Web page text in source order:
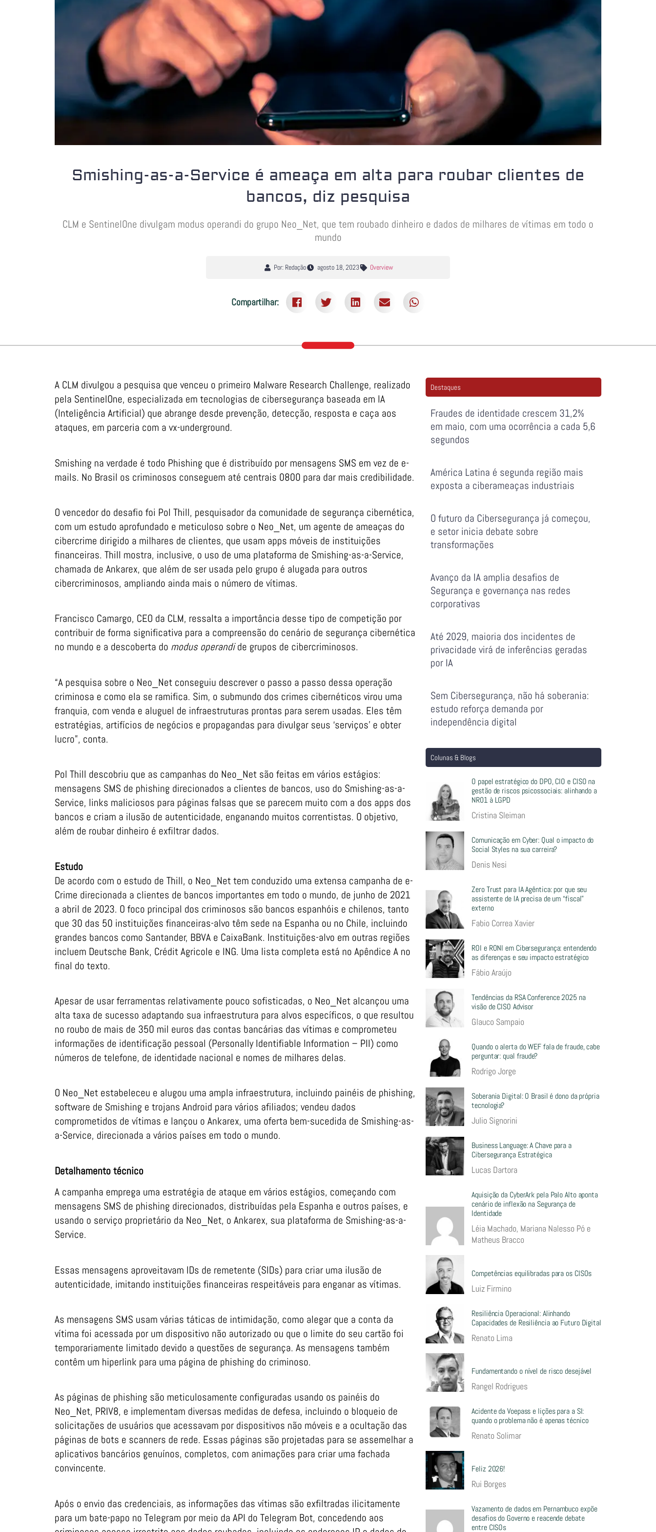
Smishing-as-a-Service é ameaça em alta para roubar clientes de
bancos, diz pesquisa
CLM e SentinelOne divulgam modus operandi do grupo Neo_Net, que tem roubado dinheiro e dados de milhares de vítimas em todo o
mundo
Por: Redação agosto 18, 2023 Overview
Compartilhar:
A CLM divulgou a pesquisa que venceu o primeiro Malware Research Challenge, realizado
pela SentinelOne, especializada em tecnologias de cibersegurança baseada em IA
(Inteligência Artificial) que abrange desde prevenção, detecção, resposta e caça aos
ataques, em parceria com a vx-underground.
Smishing na verdade é todo Phishing que é distribuído por mensagens SMS em vez de e-
mails. No Brasil os criminosos conseguem até centrais 0800 para dar mais credibilidade.
O vencedor do desafio foi Pol Thill, pesquisador da comunidade de segurança cibernética,
com um estudo aprofundado e meticuloso sobre o Neo_Net, um agente de ameaças do
cibercrime dirigido a milhares de clientes, que usam apps móveis de instituições
financeiras. Thill mostra, inclusive, o uso de uma plataforma de Smishing-as-a-Service,
chamada de Ankarex, que além de ser usada pelo grupo é alugada para outros
cibercriminosos, ampliando ainda mais o número de vítimas.
Francisco Camargo, CEO da CLM, ressalta a importância desse tipo de competição por
contribuir de forma significativa para a compreensão do cenário de segurança cibernética
no mundo e a descoberta do modus operandide grupos de cibercriminosos.
“A pesquisa sobre o Neo_Net conseguiu descrever o passo a passo dessa operação
criminosa e como ela se ramifica. Sim, o submundo dos crimes cibernéticos virou uma
franquia, com venda e aluguel de infraestruturas prontas para serem usadas. Eles têm
estratégias, artifícios de negócios e propagandas para divulgar seus ‘serviços’ e obter
lucro”, conta.
Pol Thill descobriu que as campanhas do Neo_Net são feitas em vários estágios:
mensagens SMS de phishing direcionados a clientes de bancos, uso do Smishing-as-a-
Service, links maliciosos para páginas falsas que se parecem muito com a dos apps dos
bancos e criam a ilusão de autenticidade, enganando muitos correntistas. O objetivo,
além de roubar dinheiro é exfiltrar dados.
Estudo
De acordo com o estudo de Thill, o Neo_Net tem conduzido uma extensa campanha de e-
Crime direcionada a clientes de bancos importantes em todo o mundo, de junho de 2021
a abril de 2023. O foco principal dos criminosos são bancos espanhóis e chilenos, tanto
que 30 das 50 instituições financeiras-alvo têm sede na Espanha ou no Chile, incluindo
grandes bancos como Santander, BBVA e CaixaBank. Instituições-alvo em outras regiões
incluem Deutsche Bank, Crédit Agricole e ING. Uma lista completa está no Apêndice A no
final do texto.
Apesar de usar ferramentas relativamente pouco sofisticadas, o Neo_Net alcançou uma
alta taxa de sucesso adaptando sua infraestrutura para alvos específicos, o que resultou
no roubo de mais de 350 mil euros das contas bancárias das vítimas e comprometeu
informações de identificação pessoal (Personally Identifiable Information – PII) como
números de telefone, de identidade nacional e nomes de milhares delas.
O Neo_Net estabeleceu e alugou uma ampla infraestrutura, incluindo painéis de phishing,
software de Smishing e trojans Android para vários afiliados; vendeu dados
comprometidos de vítimas e lançou o Ankarex, uma oferta bem-sucedida de Smishing-as-
a-Service, direcionada a vários países em todo o mundo.
Detalhamento técnico
A campanha emprega uma estratégia de ataque em vários estágios, começando com
mensagens SMS de phishing direcionados, distribuídas pela Espanha e outros países, e
usando o serviço proprietário da Neo_Net, o Ankarex, sua plataforma de Smishing-as-a-
Service.
Essas mensagens aproveitavam IDs de remetente (SIDs) para criar uma ilusão de
autenticidade, imitando instituições financeiras respeitáveis para enganar as vítimas.
As mensagens SMS usam várias táticas de intimidação, como alegar que a conta da
vítima foi acessada por um dispositivo não autorizado ou que o limite do seu cartão foi
temporariamente limitado devido a questões de segurança. As mensagens também
contêm um hiperlink para uma página de phishing do criminoso.
As páginas de phishing são meticulosamente configuradas usando os painéis do
Neo_Net, PRIV8, e implementam diversas medidas de defesa, incluindo o bloqueio de
solicitações de usuários que acessavam por dispositivos não móveis e a ocultação das
páginas de bots e scanners de rede. Essas páginas são projetadas para se assemelhar a
aplicativos bancários genuínos, completos, com animações para criar uma fachada
convincente.
Após o envio das credenciais, as informações das vítimas são exfiltradas ilicitamente
para um bate-papo no Telegram por meio da API do Telegram Bot, concedendo aos
Destaques
Fraudes de identidade crescem 31,2%
em maio, com uma ocorrência a cada 5,6
segundos
América Latina é segunda região mais
exposta a ciberameaças industriais
O futuro da Cibersegurança já começou,
e setor inicia debate sobre
transformações
Avanço da IA amplia desafios de
Segurança e governança nas redes
corporativas
Até 2029, maioria dos incidentes de
privacidade virá de inferências geradas
por IA
Sem Cibersegurança, não há soberania:
estudo reforça demanda por
independência digital
Colunas & Blogs
O papel estratégico do DPO, CIO e CISO na
gestão de riscos psicossociais: alinhando a
NR01 à LGPD
Cristina Sleiman
Comunicação em Cyber: Qual o impacto do
Social Styles na sua carreira?
Denis Nesi
Zero Trust para IA Agêntica: por que seu
assistente de IA precisa de um “fiscal”
externo
Fabio Correa Xavier
ROI e RONI em Cibersegurança: entendendo
as diferenças e seu impacto estratégico
Fábio Araújo
Tendências da RSA Conference 2025 na
visão de CISO Advisor
Glauco Sampaio
Quando o alerta do WEF fala de fraude, cabe
perguntar: qual fraude?
Rodrigo Jorge
Soberania Digital: O Brasil é dono da própria
tecnologia?
Julio Signorini
Business Language: A Chave para a
Cibersegurança Estratégica
Lucas Dartora
Aquisição da CyberArk pela Palo Alto aponta
cenário de inflexão na Segurança de
Identidade
Léia Machado, Mariana Nalesso Pó e
Matheus Bracco
Competências equilibradas para os CISOs
Luiz Firmino
Resiliência Operacional: Alinhando
Capacidades de Resiliência ao Futuro Digital
Renato Lima
Fundamentando o nível de risco desejável
Rangel Rodrigues
Acidente da Voepass e lições para a SI:
quando o problema não é apenas técnico
Renato Solimar
Feliz 2026!
Rui Borges
Vazamento de dados em Pernambuco expõe
desafios do Governo e reacende debate
entre CISOs